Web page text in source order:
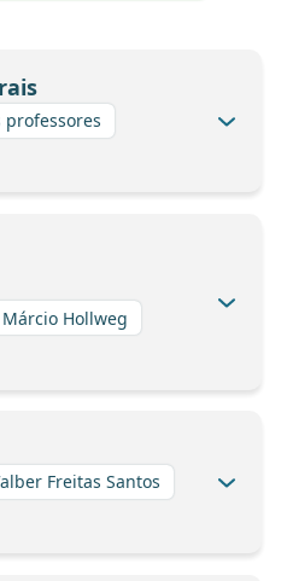
professores
Hollweg
Freitas Santos